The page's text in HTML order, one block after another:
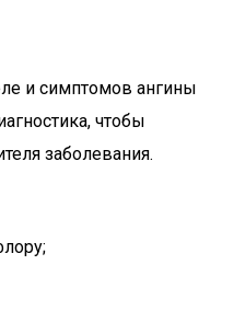
и симптомов ангины
чтобы
заболевания.